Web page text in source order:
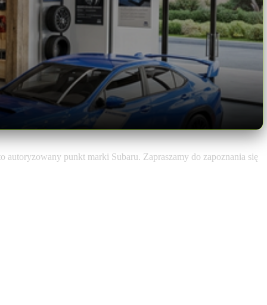
autoryzowany punkt marki Subaru. Zapraszamy do zapoznania się